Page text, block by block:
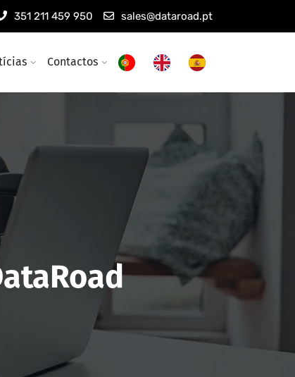
351 211 459 950 sales@dataroad.pt
Contactos